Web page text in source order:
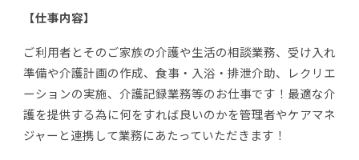
【仕事内容】
ご利用者とそのご家族の介護や生活の相談業務、受け入れ
準備や介護計画の作成、食事・入浴・排泄介助、レクリエ
ーションの実施、介護記録業務等のお仕事です！最適な介
護を提供する為に何をすれば良いのかを管理者やケアマネ
ジャーと連携して業務にあたっていただきます！